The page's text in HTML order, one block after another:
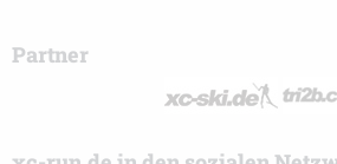
Partner